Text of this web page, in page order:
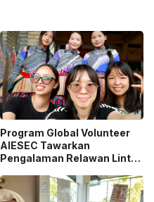
Program Global Volunteer
AIESEC Tawarkan
Pengalaman Relawan Lintas